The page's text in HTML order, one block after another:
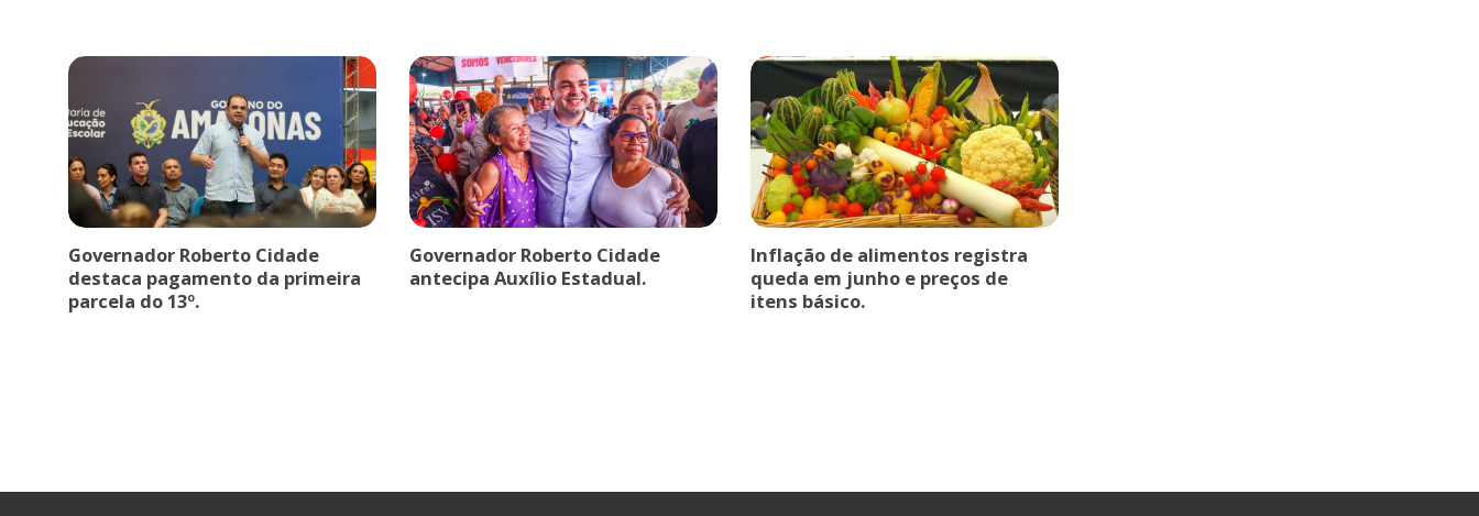
Governador Roberto Cidade
destaca pagamento da primeira
parcela do 13º.
Governador Roberto Cidade
antecipa Auxílio Estadual.
Inflação de alimentos registra
queda em junho e preços de
itens básico.